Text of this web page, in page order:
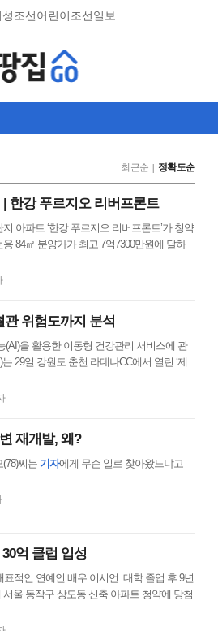
성조선어린이조선일보
최근순 정확도순
한강 푸르지오 리버프론트
아파트 ‘한강 푸르지오 리버프론트’가 청약
84㎡ 분양가가 최고 7억7300만원에 달하
위험도까지 분석
을 활용한 이동형 건강관리 서비스에 관
29일 강원도 춘천 라데나CC에서 열린 ‘제
재개발, 왜?
씨는 기자에게 무슨 일로 찾아왔느냐고
억 클럽 입성
표적인 연예인 배우 이시언. 대학 졸업 후 9년
울 동작구 상도동 신축 아파트 청약에 당첨